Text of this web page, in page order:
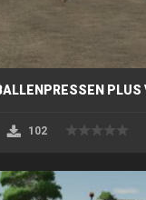
PLUS
102